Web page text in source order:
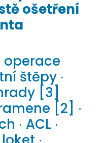
ošetření
operace
štěpy ∙
[3]
[2] ∙
∙ ACL ∙